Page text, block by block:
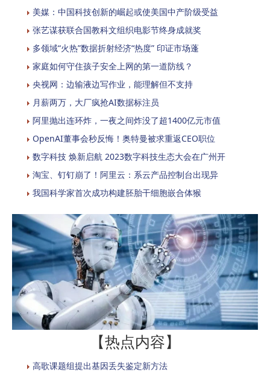
美媒：中国科技创新的崛起或使美国中产阶级受益
张艺谋获联合国教科文组织电影节终身成就奖
多领域“火热”数据折射经济“热度” 印证市场蓬
家庭如何守住孩子安全上网的第一道防线？
央视网：边输液边写作业，能理解但不支持
月薪两万，大厂疯抢AI数据标注员
阿里抛出连环炸，一夜之间炸没了超1400亿元市值
OpenAI董事会秒反悔！奥特曼被求重返CEO职位
数字科技 焕新启航 2023数字科技生态大会在广州开
淘宝、钉钉崩了！阿里云：系云产品控制台出现异
我国科学家首次成功构建胚胎干细胞嵌合体猴
【热点内容】
高歌课题组提出基因丢失鉴定新方法